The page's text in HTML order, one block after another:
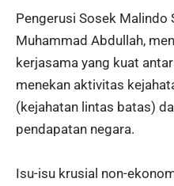
Pengerusi Sosek Malindo
Muhammad Abdullah,
kerjasama yang kuat
menekan aktivitas
(kejahatan lintas batas)
pendapatan negara.
Isu-isu krusial non-